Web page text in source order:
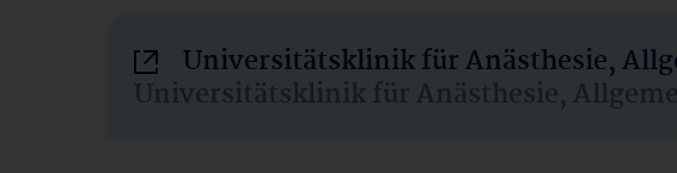
Universitätsklinik für Anästhesie,
Universitätsklinik für Anästhesie,